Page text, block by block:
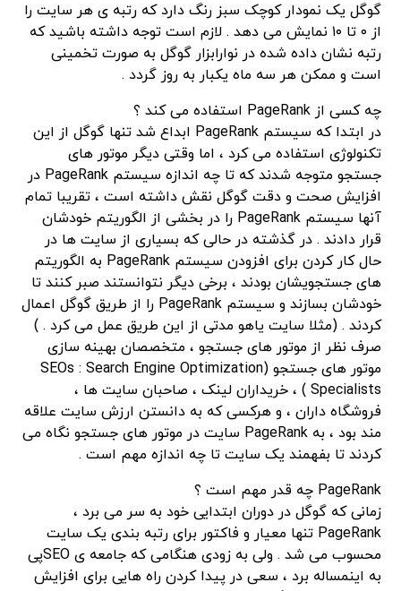
گوگل یک نمودار کوچک سبز رنگ دارد که رتبه ی هر سایت را
از ۰ تا ۱۰ نمایش می دهد . لازم است توجه داشته باشید که
رتبه نشان داده شده در نوارابزار گوگل به صورت تخمینی
است و ممکن هر سه ماه یکبار به روز گردد .
چه کسی از PageRank استفاده می کند ؟
در ابتدا که سیستم PageRank ابداع شد تنها گوگل از این
تکنولوژی استفاده می کرد ، اما وقتی دیگر موتور های
جستجو متوجه شدند که تا چه اندازه سیستم PageRank در
افزایش صحت و دقت گوگل نقش داشته است ، تقریبا تمام
آنها سیستم PageRank را در بخشی از الگوریتم خودشان
قرار دادند . در گذشته در حالی که بسیاری از سایت ها در
حال کار کردن برای افزودن سیستم PageRank به الگوریتم
های جستجویشان بودند ، برخی دیگر نتوانستند صبر کنند تا
خودشان بسازند و سیستم PageRank را از طریق گوگل اعمال
کردند . (مثلا سایت یاهو مدتی از این طریق عمل می کرد . )
صرف نظر از موتور های جستجو ، متخصصان بهینه سازی
موتور های جستجو (SEOs : Search Engine Optimization
Specialists ) ، خریداران لینک ، صاحبان سایت ها ،
فروشگاه داران ، و هرکسی که به دانستن ارزش سایت علاقه
مند بود ، به PageRank سایت در موتور های جستجو نگاه می
کردند تا بفهمند یک سایت تا چه اندازه مهم است .
PageRank چه قدر مهم است ؟
زمانی که گوگل در دوران ابتدایی خود به سر می برد ،
PageRank تنها معیار و فاکتور برای رتبه بندی یک سایت
محسوب می شد . ولی به زودی هنگامی که جامعه ی SEOپی
به اینمساله برد ، سعی در پیدا کردن راه هایی برای افزایش